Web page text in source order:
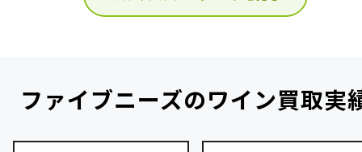
ファイブニーズのワイン買取実